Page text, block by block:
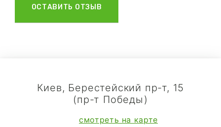
Киев, Берестейский пр-т, 15
(пр-т Победы)
смотреть на карте